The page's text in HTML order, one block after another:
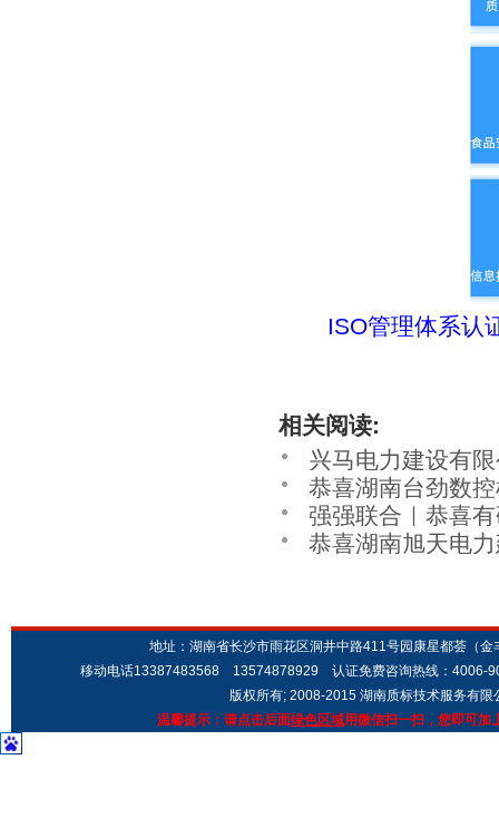
ISO管理体系认
相关阅读:
兴马电力建设有
环境管理体系认
恭喜湖南台劲数
管理体系、
强强联合｜恭喜
系、ISO14001环
恭喜湖南旭天电
地址：湖南省长沙市雨花区洞井中路411号园康星都荟（
移动电话13387483568 13574878929 认证免费咨询热线：4006-
版权所有; 2008-2015 湖南质标技术服务有限
温馨提示：请点击后面绿色区域用微信扫一扫，您即可加